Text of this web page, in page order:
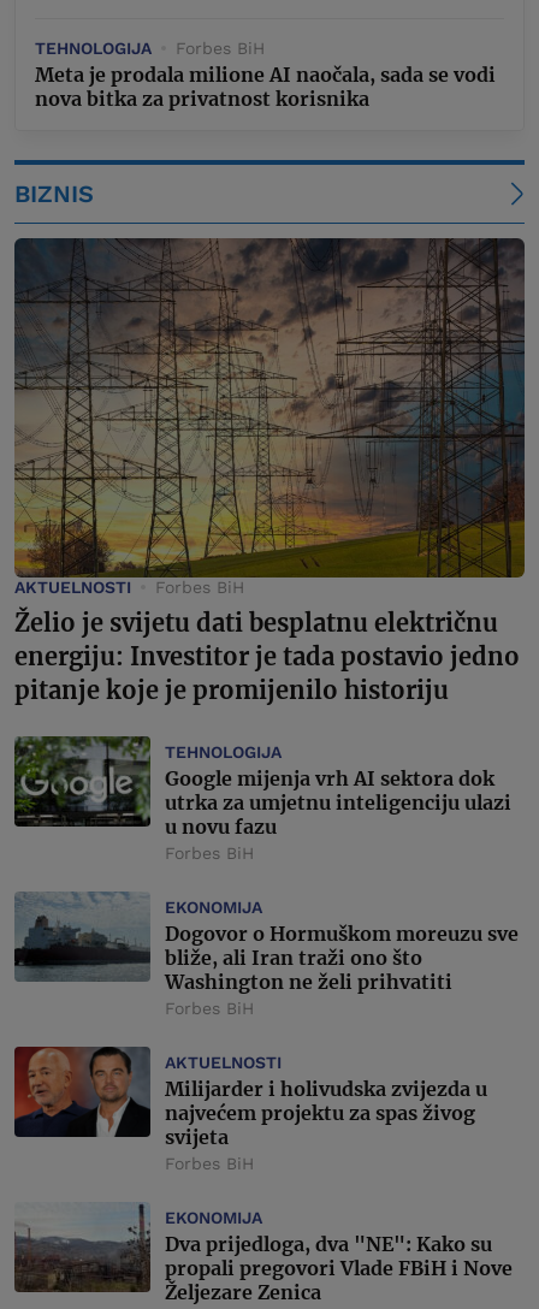
TEHNOLOGIJA Forbes BiH
Meta je prodala milione AI naočala, sada se vodi
nova bitka za privatnost korisnika
BIZNIS
AKTUELNOSTI Forbes BiH
Želio je svijetu dati besplatnu električnu
energiju: Investitor je tada postavio jedno
pitanje koje je promijenilo historiju
TEHNOLOGIJA
Google mijenja vrh AI sektora dok
utrka za umjetnu inteligenciju ulazi
u novu fazu
Forbes BiH
EKONOMIJA
Dogovor o Hormuškom moreuzu sve
bliže, ali Iran traži ono što
Washington ne želi prihvatiti
Forbes BiH
AKTUELNOSTI
Milijarder i holivudska zvijezda u
najvećem projektu za spas živog
svijeta
Forbes BiH
EKONOMIJA
Dva prijedloga, dva "NE": Kako su
propali pregovori Vlade FBiH i Nove
Željezare Zenica